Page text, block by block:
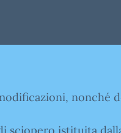
nonché